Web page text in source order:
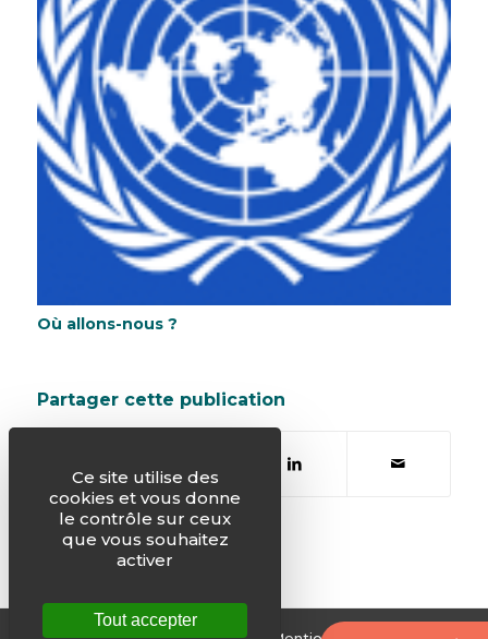
Où allons-nous ?
Partager cette publication
Ce site utilise des
cookies et vous donne
le contrôle sur ceux
que vous souhaitez
activer
Tout accepter